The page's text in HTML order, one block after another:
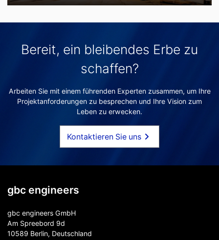
Bereit, ein bleibendes Erbe zu
schaffen?
Arbeiten Sie mit einem führenden Experten zusammen, um Ihre
Projektanforderungen zu besprechen und Ihre Vision zum
Leben zu erwecken.
Kontaktieren Sie uns
gbc engineers
gbc engineers GmbH
Am Spreebord 9d
10589 Berlin, Deutschland